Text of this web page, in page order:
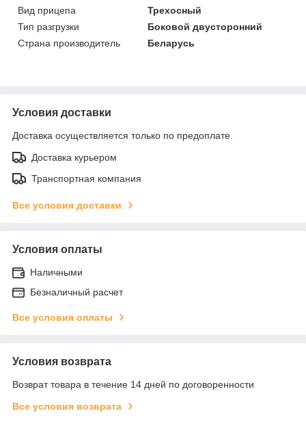
Вид прицепа
Трехосный
Тип разгрузки
Боковой двусторонний
Страна производитель
Беларусь
Условия доставки
Доставка осуществляется только по предоплате.
Доставка курьером
Транспортная компания
Все условия доставки
Условия оплаты
Наличными
Безналичный расчет
Все условия оплаты
Условия возврата
Возврат товара в течение 14 дней по договоренности
Все условия возврата